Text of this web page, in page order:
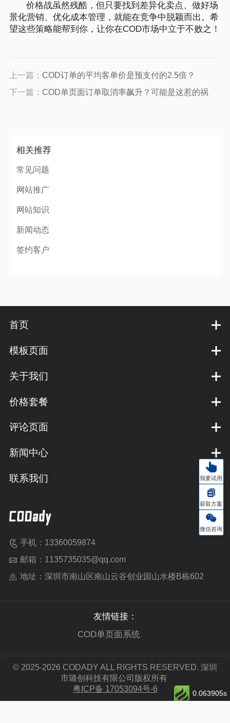
价格战虽然残酷，但只要找到差异化卖点、做好场
景化营销、优化成本管理，就能在竞争中脱颖而出。希
望这些策略能帮到你，让你在COD市场中立于不败之！
上一篇： COD订单的平均客单价是预支付的2.5倍？
下一篇： COD单页面订单取消率飙升？可能是这惹的祸
相关推荐
常见问题
网站推广
网站知识
新闻动态
签约客户
首页
模板页面
关于我们
价格套餐
评论页面
新闻中心
联系我们
手机：13360059874
邮箱：1135735035@qq.com
地址：深圳市南山区南山云谷创业园山水楼B栋602
友情链接：
COD单页面系统
© 2025-2026 CODADY ALL RIGHTS RESERVED. 深圳
市璐创科技有限公司版权所有
粤ICP备 17053094号-6
我要试用
获取方案
微信咨询
0.063905s